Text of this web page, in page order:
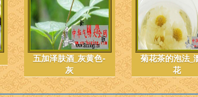
五加泽肤酒_灰黄色-
灰
菊花茶的泡法_
花